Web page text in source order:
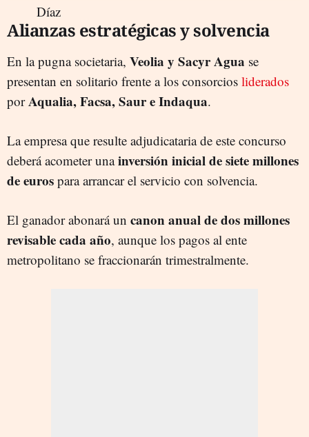
Alianzas estratégicas y solvencia
En la pugna societaria, Veolia y Sacyr Agua se
presentan en solitario frente a los consorcios liderados
porAqualia, Facsa, Saur e Indaqua.
La empresa que resulte adjudicataria de este concurso
deberá acometer unainversión inicial de siete millones
de euros para arrancar el servicio con solvencia.
El ganador abonará un canon anual de dos millones
revisable cada año, aunque los pagos al ente
metropolitano se fraccionarán trimestralmente.